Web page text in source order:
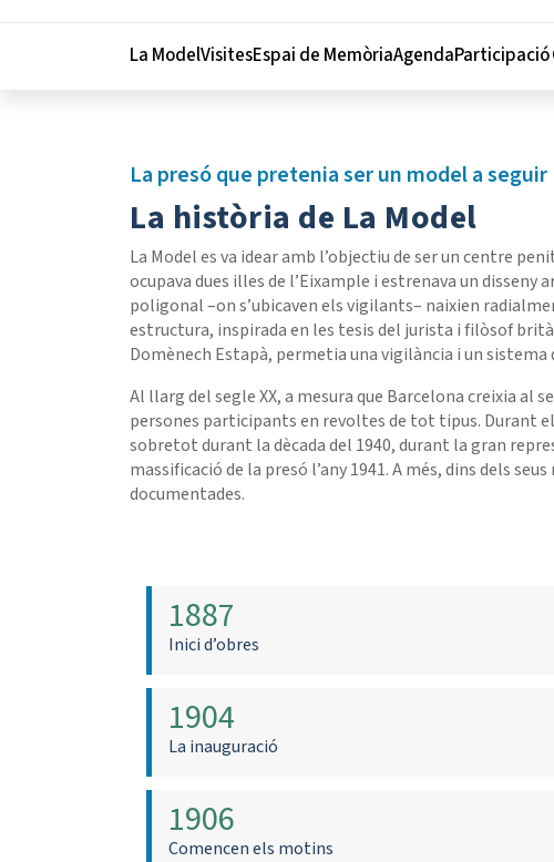
La ModelVisitesEspai de MemòriaAgendaParticipació
La presó que pretenia ser un model a seguir
La història de La Model
La Model es va idear amb l’objectiu de ser un centre
ocupava dues illes de l’Eixample i estrenava un
poligonal –on s’ubicaven els vigilants– naixien
estructura, inspirada en les tesis del jurista i filòsof
Domènech Estapà, permetia una vigilància i un
Al llarg del segle XX, a mesura que Barcelona creixia al
persones participants en revoltes de tot tipus. Durant
sobretot durant la dècada del 1940, durant la gran
massificació de la presó l’any 1941. A més, dins dels
documentades.
1887
Inici d’obres
1904
La inauguració
1906
Comencen els motins